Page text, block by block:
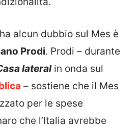
alcun dubbio sul Mes è
Prodi. Prodi – durante
lateralin onda sul
– sostiene che il Mes
per le spese
che l’Italia avrebbe